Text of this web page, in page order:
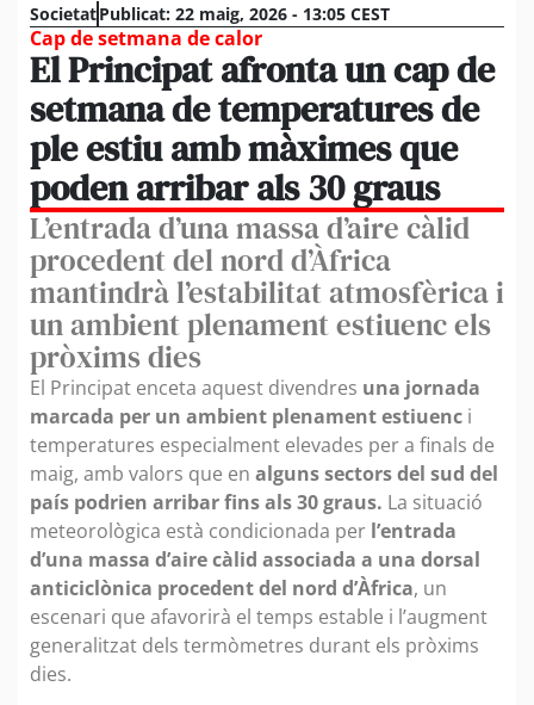
SocietatPublicat: 22 maig, 2026 - 13:05 CEST
Cap de setmana de calor
El Principat afronta un cap de
setmana de temperatures de
ple estiu amb màximes que
poden arribar als 30 graus
L’entrada d’una massa d’aire càlid
procedent del nord d’Àfrica
mantindrà l’estabilitat atmosfèrica i
un ambient plenament estiuenc els
pròxims dies
El Principat enceta aquest divendres una jornada
marcada per un ambient plenament estiuenc i
temperatures especialment elevades per a finals de
maig, amb valors que en alguns sectors del sud del
país podrien arribar fins als 30 graus. La situació
meteorològica està condicionada per l’entrada
d’una massa d’aire càlid associada a una dorsal
anticiclònica procedent del nord d’Àfrica, un
escenari que afavorirà el temps estable i l’augment
generalitzat dels termòmetres durant els pròxims
dies.